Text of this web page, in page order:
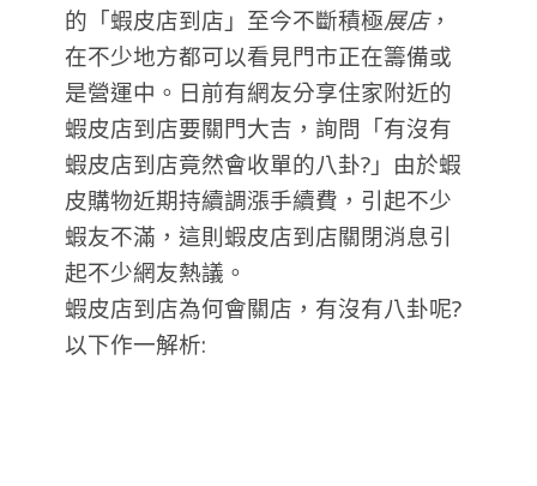
的「蝦皮店到店」至今不斷積極展店，
在不少地方都可以看見門市正在籌備或
是營運中。日前有網友分享住家附近的
蝦皮店到店要關門大吉，詢問「有沒有
蝦皮店到店竟然會收單的八卦?」由於蝦
皮購物近期持續調漲手續費，引起不少
蝦友不滿，這則蝦皮店到店關閉消息引
起不少網友熱議。
蝦皮店到店為何會關店，有沒有八卦呢?
以下作一解析: